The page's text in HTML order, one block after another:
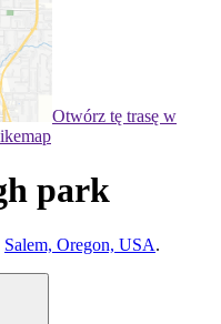
Otwórz tę trasę w
park
Salem, Oregon, USA.